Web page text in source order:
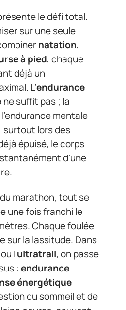
le défi total.
sur une seule
natation,
à pied, chaque
déjà un
L’endurance
ne suffit pas ; la
mentale
surtout lors des
épuisé, le corps
d’une
marathon, tout se
une fois franchi le
Chaque foulée
sur la lassitude. Dans
ou l’ultratrail, on passe
: endurance
énergétique
du sommeil et de